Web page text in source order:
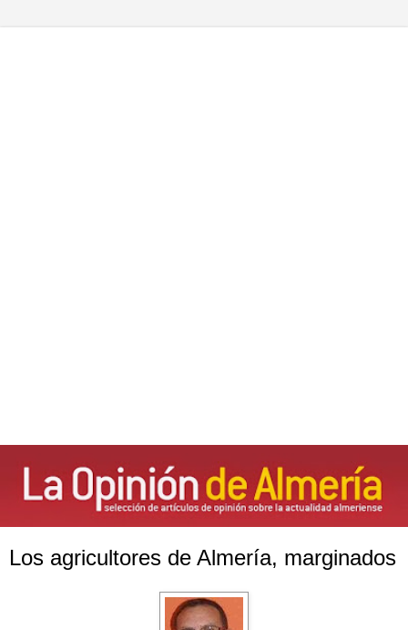
Los agricultores de Almería, marginados